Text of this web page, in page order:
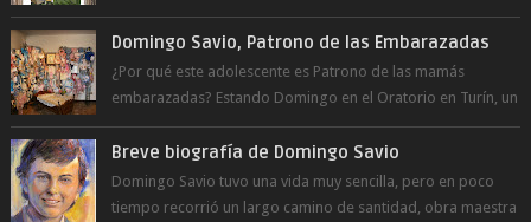
a la juventud para ...
Domingo Savio, Patrono de las Embarazadas
¿Por qué este adolescente es Patrono de las mamás
embarazadas? Estando Domingo en el Oratorio en Turín, un
día le pide a Don Bosco...
Breve biografía de Domingo Savio
Domingo Savio tuvo una vida muy sencilla, pero en poco
tiempo recorrió un largo camino de santidad, obra maestra